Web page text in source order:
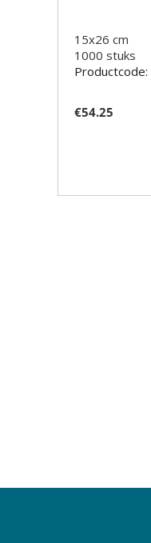
15x26 cm
1000 stuks
Productcode:
€54.25